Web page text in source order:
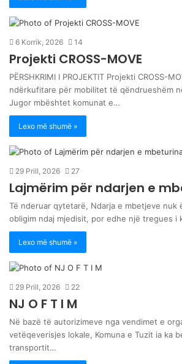
6 Korrik, 2026 14
Projekti CROSS-MOVE
PËRSHKRIMI I PROJEKTIT Projekti CROSS-
ndërkufitare për mobilitet të qëndrueshëm
Jugor mbështet komunat e…
Lexo më shumë »
29 Prill, 2026 27
Lajmërim për ndarjen e
Të nderuar qytetarë, Ndarja e mbetjeve nuk
obligim ndaj mjedisit, por edhe një tregues
Lexo më shumë »
29 Prill, 2026 22
NJ O F T I M
Në bazë të autorizimeve nga vendimet e
vetëqeverisjes lokale, Komuna e Tuzit ia ka
transportit…